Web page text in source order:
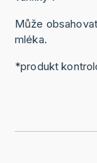
Může
mléka.
*produkt